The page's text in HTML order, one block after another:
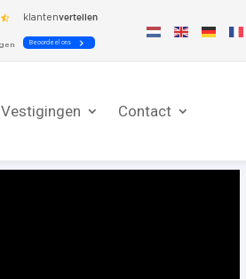
Vestigingen Contact